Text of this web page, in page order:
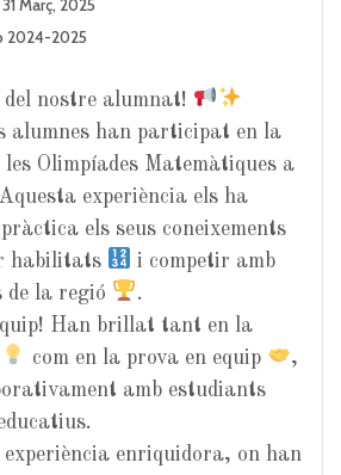
31 Març, 2025
2024-2025
del nostre alumnat!
alumnes han participat en la
Olimpíades Matemàtiques a
experiència els ha
els seus coneixements
habilitats
i competir amb
de la regió
.
Han brillat tant en la
com en la prova en equip
,
amb estudiants
enriquidora, on han